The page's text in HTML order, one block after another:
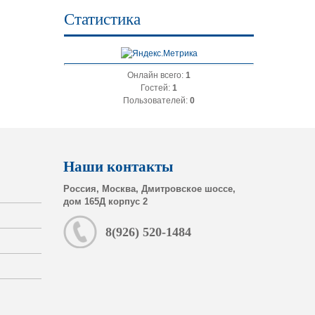
Статистика
Онлайн всего: 1
Гостей: 1
Пользователей: 0
Наши контакты
Россия, Москва, Дмитровское шоссе,
дом 165Д корпус 2
8(926) 520-1484